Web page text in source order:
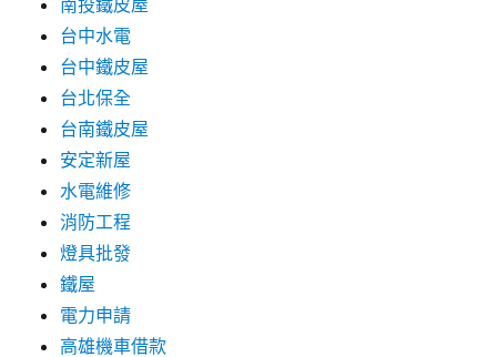
南投鐵皮屋
台中水電
台中鐵皮屋
台北保全
台南鐵皮屋
安定新屋
水電維修
消防工程
燈具批發
鐵屋
電力申請
高雄機車借款